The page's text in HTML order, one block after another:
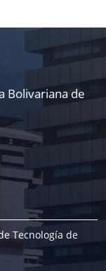
Bolivariana de
Tecnología de